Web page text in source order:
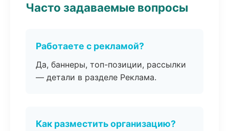
Часто задаваемые вопросы
Работаете с рекламой?
Да, баннеры, топ-позиции, рассылки
— детали в разделе Реклама.
Как разместить организацию?